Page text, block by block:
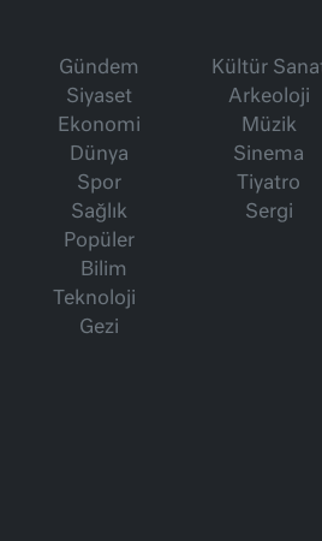
Gündem
Siyaset
Ekonomi
Dünya
Spor
Sağlık
Popüler
Bilim
Teknoloji
Gezi
Kültür
Arkeoloji
Müzik
Sinema
Tiyatro
Sergi